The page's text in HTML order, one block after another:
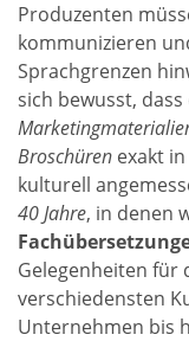
Produzenten
kommunizieren
Sprachgrenzen
sich bewusst, dass
Broschüren exakt
kulturell
40 Jahre, in denen
Gelegenheiten für
verschiedensten
Unternehmen bis